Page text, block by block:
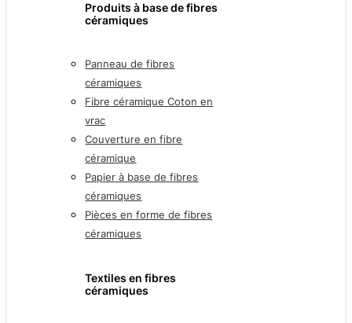
Produits à base de fibres
céramiques
Panneau de fibres
céramiques
Fibre céramique Coton en
vrac
Couverture en fibre
céramique
Papier à base de fibres
céramiques
Pièces en forme de fibres
céramiques
Textiles en fibres
céramiques